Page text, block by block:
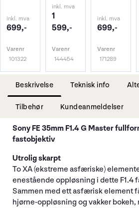
inkl. mva
699,-
Varenr
101322
inkl. mva
1
599,-
Varenr
144454
inkl. mva
699,-
Varenr
171289
Beskrivelse Teknisk info
Tilbehør Kundeanmeldelser
Sony FE 35mm F1.4 G Master
fastobjektiv
Utrolig skarpt
To XA (ekstreme asfæriske)
enestående oppløsning i dette F1.4
Sammen med ett asfærisk element
hjørne-oppløsning og vakker bokeh,